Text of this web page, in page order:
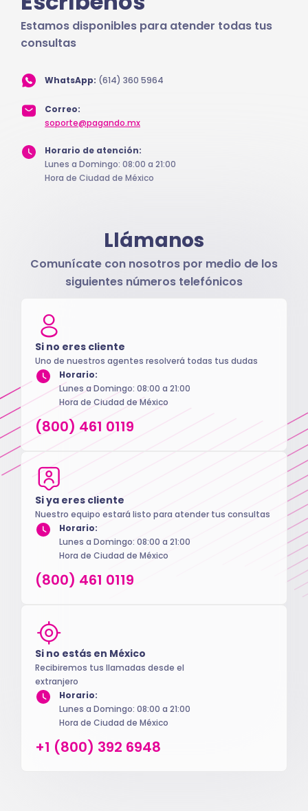
Estamos disponibles para atender todas tus
consultas
WhatsApp: (614) 360 5964
Correo:
soporte@pagando.mx
Horario de atención:
Lunes a Domingo: 08:00 a 21:00
Hora de Ciudad de México
Llámanos
Comunícate con nosotros por medio de los
siguientes números telefónicos
Si no eres cliente
Uno de nuestros agentes resolverá todas tus dudas
Horario:
Lunes a Domingo: 08:00 a 21:00
Hora de Ciudad de México
(800) 461 0119
Si ya eres cliente
Nuestro equipo estará listo para atender tus consultas
Horario:
Lunes a Domingo: 08:00 a 21:00
Hora de Ciudad de México
(800) 461 0119
Si no estás en México
Recibiremos tus llamadas desde el
extranjero
Horario:
Lunes a Domingo: 08:00 a 21:00
Hora de Ciudad de México
+1 (800) 392 6948